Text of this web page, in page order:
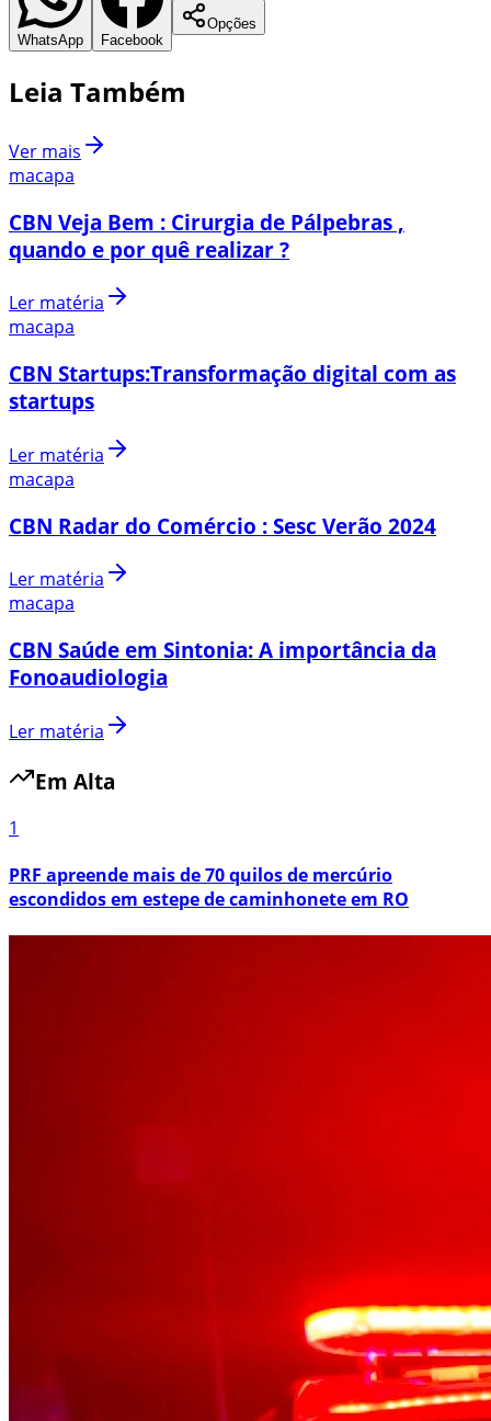
WhatsApp Facebook
Opções
Leia Também
Ver mais
macapa
CBN Veja Bem : Cirurgia de Pálpebras ,
quando e por quê realizar ?
Ler matéria
macapa
CBN Startups:Transformação digital com as
startups
Ler matéria
macapa
CBN Radar do Comércio : Sesc Verão 2024
Ler matéria
macapa
CBN Saúde em Sintonia: A importância da
Fonoaudiologia
Ler matéria
Em Alta
1
PRF apreende mais de 70 quilos de mercúrio
escondidos em estepe de caminhonete em RO